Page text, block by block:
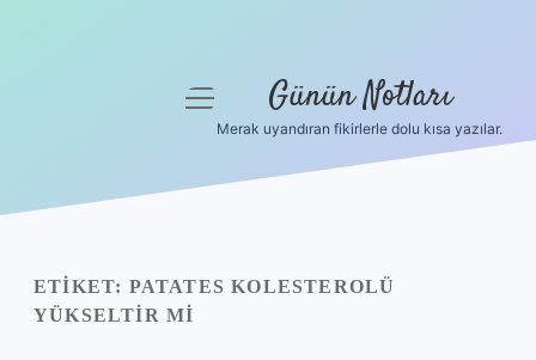
Yasal Uyarı
menüyü
Günün Notları
Merak uyandıran fikirlerle dolu kısa yazılar.
ETIKET: PATATES KOLESTEROLÜ
YÜKSELTIR MI